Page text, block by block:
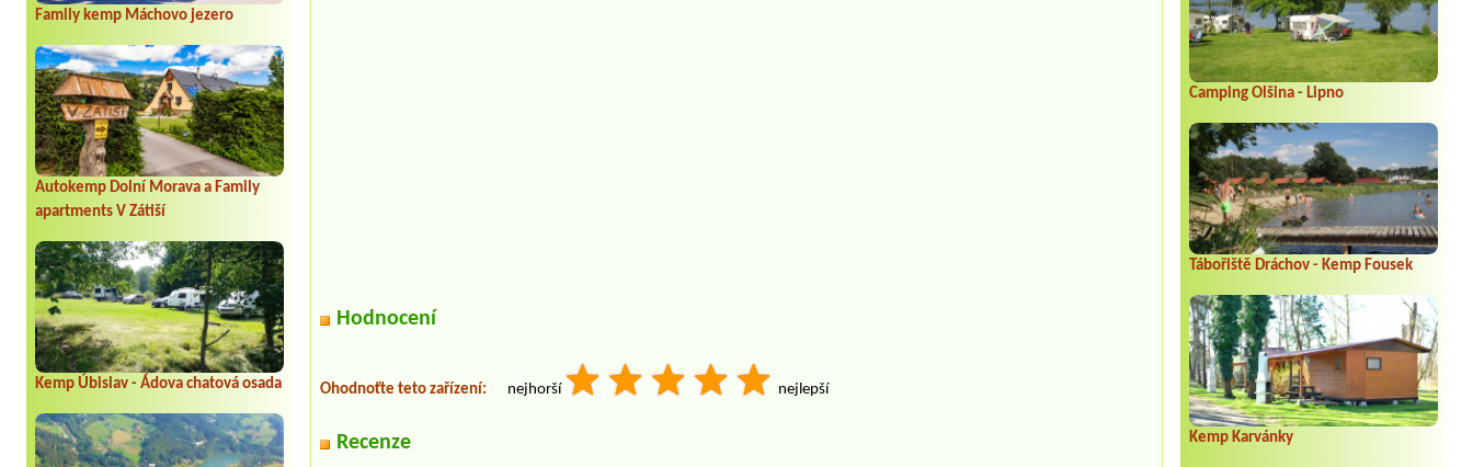
Family kemp Máchovo jezero
Autokemp Dolní Morava a Family
apartments V Zátiší
Kemp Úbislav - Ádova chatová osada
Camping Olšina - Lipno
Tábořiště Dráchov - Kemp Fousek
Kemp Karvánky
Hodnocení
Ohodnoťte teto zařízení: nejhorší nejlepší
Recenze